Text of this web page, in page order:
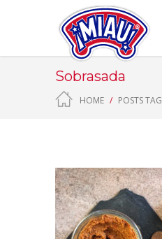
Sobrasada
HOME POSTS